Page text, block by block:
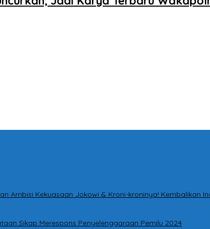
Ambisi Kekuasaan Jokowi & Kroni-kroninya! Kembalikan
Sikap Merespons Penyelenggaraan Pemilu 2024